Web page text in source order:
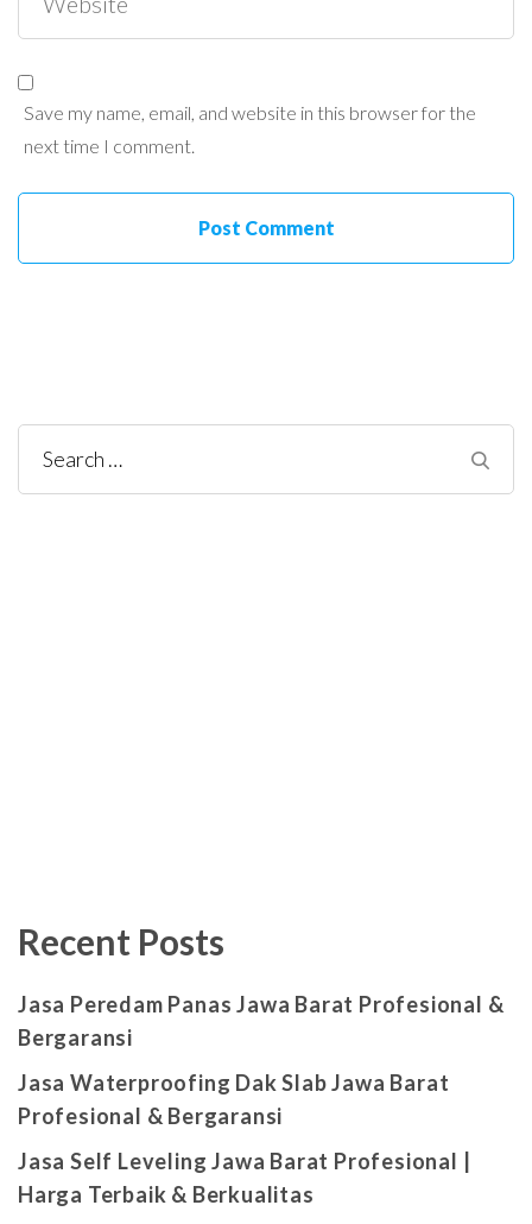
Save my name, email, and website in this browser for the
next time I comment.
Search
for:
Recent Posts
Jasa Peredam Panas Jawa Barat Profesional &
Bergaransi
Jasa Waterproofing Dak Slab Jawa Barat
Profesional & Bergaransi
Jasa Self Leveling Jawa Barat Profesional |
Harga Terbaik & Berkualitas